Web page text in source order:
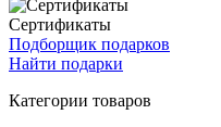
Сертификаты
Подборщик подарков
Найти подарки
Категории товаров